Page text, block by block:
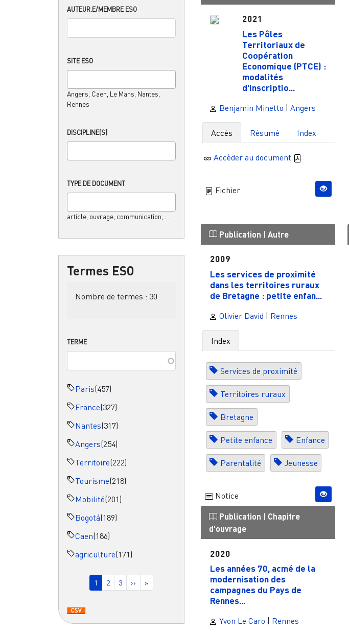
AUTEUR.E/MEMBRE ESO
SITE ESO
Angers, Caen, Le Mans, Nantes,
Rennes
DISCIPLINE(S)
TYPE DE DOCUMENT
article, ouvrage, communication,....
Termes ESO
Nombre de termes : 30
TERME
Paris(457)
France(327)
Nantes(317)
Angers(254)
Territoire(222)
Tourisme(218)
Mobilité(201)
Bogotá(189)
Caen(186)
agriculture(171)
Pagination
Page courante
1 Page
2 Page
3 Page suivante
›› Dernière page
»
2021
Les Pôles
Territoriaux de
Coopération
Economique (PTCE) :
modalités
d'inscriptio...
Benjamin Minetto | Angers
Accès Résumé Index
Accèder au document
Fichier
Publication | Autre
2009
Les services de proximité
dans les territoires ruraux
de Bretagne : petite enfan...
Olivier David | Rennes
Index
Services de proximité
Territoires ruraux
Bretagne
Petite enfance Enfance
Parentalité Jeunesse
Notice
Publication | Chapitre
d'ouvrage
2020
Les années 70, acmé de la
modernisation des
campagnes du Pays de
Rennes...
Yvon Le Caro Rennes